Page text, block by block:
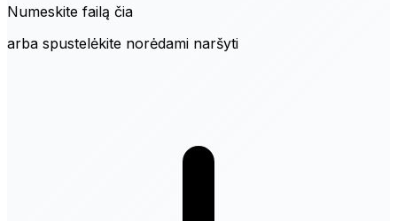
Numeskite failą čia
arba spustelėkite norėdami naršyti